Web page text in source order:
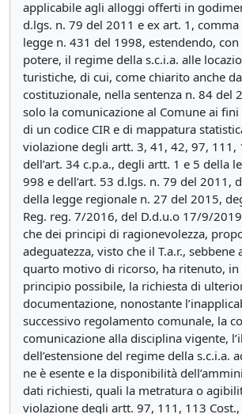
applicabile agli alloggi offerti in
d.lgs. n. 79 del 2011 e ex art. 1, comma
legge n. 431 del 1998, estendendo,
potere, il regime della s.c.i.a. alle
turistiche, di cui, come chiarito anche
costituzionale, nella sentenza n. 84 del
solo la comunicazione al Comune ai fini
di un codice CIR e di mappatura
violazione degli artt. 3, 41, 42, 97, 111,
dell’art. 34 c.p.a., degli artt. 1 e 5 della
998 e dell’art. 53 d.lgs. n. 79 del 2011,
della legge regionale n. 27 del 2015,
Reg. reg. 7/2016, del D.d.u.o 17/9/
che dei principi di ragionevolezza,
adeguatezza, visto che il T.a.r., sebbene
quarto motivo di ricorso, ha ritenuto, in
principio possibile, la richiesta di
documentazione, nonostante
successivo regolamento comunale, la
comunicazione alla disciplina vigente,
dell’estensione del regime della s.c.i.a.
ne è esente e la disponibilità
dati richiesti, quali la metratura o
violazione degli artt. 97, 111, 113